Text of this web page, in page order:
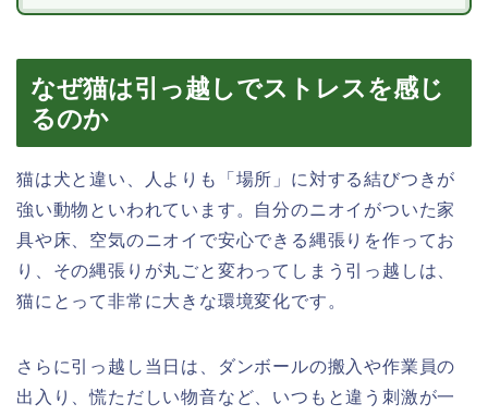
なぜ猫は引っ越しでストレスを感じ
るのか
猫は犬と違い、人よりも「場所」に対する結びつきが
強い動物といわれています。自分のニオイがついた家
具や床、空気のニオイで安心できる縄張りを作ってお
り、その縄張りが丸ごと変わってしまう引っ越しは、
猫にとって非常に大きな環境変化です。
さらに引っ越し当日は、ダンボールの搬入や作業員の
出入り、慌ただしい物音など、いつもと違う刺激が一